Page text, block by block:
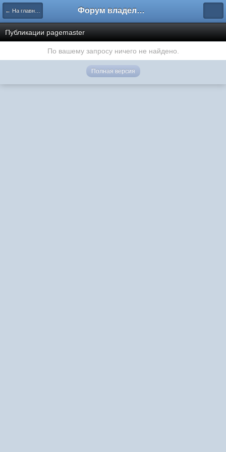
← На главную Форум владельцев интернет-магазинов
Публикации pagemaster
По вашему запросу ничего не найдено.
Полная версия